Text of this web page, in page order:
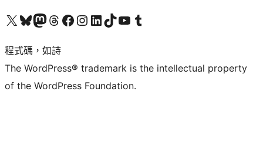
查看我們的 X (之前的 Twitter) 帳號造訪我們的 Bluesky 帳號造訪我們的 Mastodon 帳號造訪我們的 Threads 帳號 造訪我們的 Facebook 粉絲專頁Visit our Instagram account
Visit our LinkedIn account
造訪我們的 TikTok 帳號Visit our YouTube channel
造訪我們的 Tumblr 帳號
程式碼，如詩
The WordPress® trademark is the intellectual property
of the WordPress Foundation.